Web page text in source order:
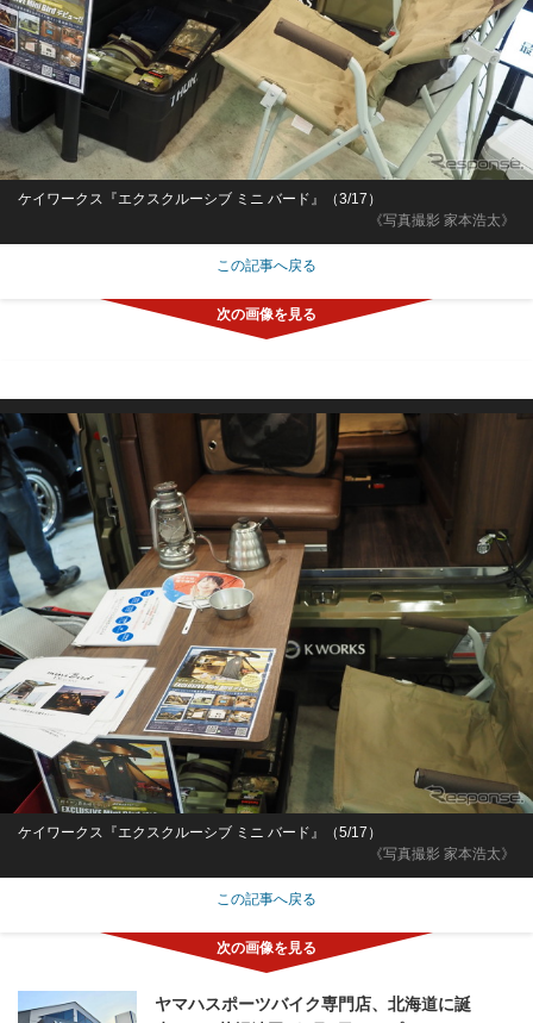
《写真撮影 家本浩太》
ケイワークス『エクスクルーシブ ミニ バード』（3/17）
この記事へ戻る
《写真撮影 家本浩太》
ケイワークス『エクスクルーシブ ミニ バード』（5/17）
この記事へ戻る
ヤマハスポーツバイク専門店、北海道に誕